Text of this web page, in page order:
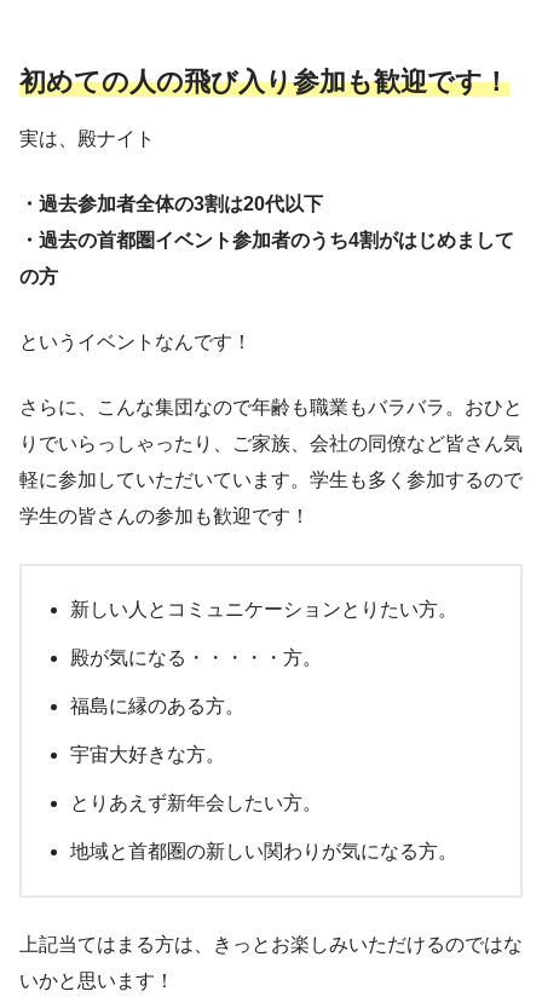
初めての人の飛び入り参加も歓迎です！
実は、殿ナイト
・過去参加者全体の3割は20代以下
・過去の首都圏イベント参加者のうち4割がはじめまして
の方
というイベントなんです！
さらに、こんな集団なので年齢も職業もバラバラ。おひと
りでいらっしゃったり、ご家族、会社の同僚など皆さん気
軽に参加していただいています。学生も多く参加するので
学生の皆さんの参加も歓迎です！
新しい人とコミュニケーションとりたい方。
殿が気になる・・・・・方。
福島に縁のある方。
宇宙大好きな方。
とりあえず新年会したい方。
地域と首都圏の新しい関わりが気になる方。
上記当てはまる方は、きっとお楽しみいただけるのではな
いかと思います！